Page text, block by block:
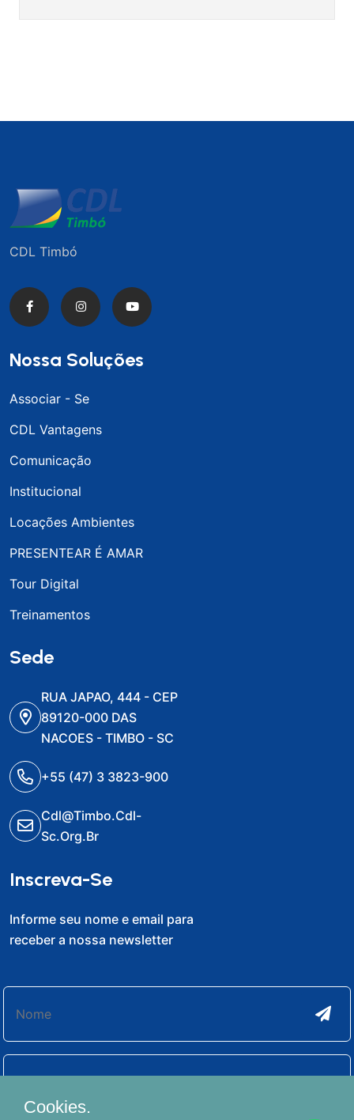
CDL Timbó
Nossa Soluções
Associar - Se
CDL Vantagens
Comunicação
Institucional
Locações Ambientes
PRESENTEAR É AMAR
Tour Digital
Treinamentos
Sede
RUA JAPAO, 444 - CEP
89120-000 DAS
NACOES - TIMBO - SC
+55 (47) 3 3823-900
Cdl@timbo.cdl-
Sc.org.br
Inscreva-Se
Informe seu nome e email para
receber a nossa newsletter
Cookies.